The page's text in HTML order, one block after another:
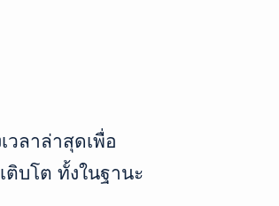
วลาล่าสุดเพื่อ
ติบโต ทั้งในฐานะ